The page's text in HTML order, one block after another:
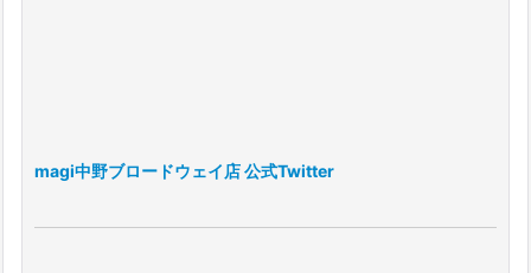
magi中野ブロードウェイ店 公式Twitter